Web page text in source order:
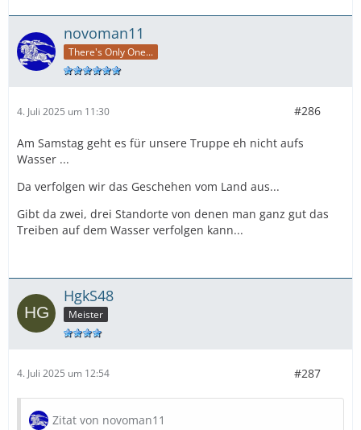
novoman11
There's Only One...
4. Juli 2025 um 11:30 #286
Am Samstag geht es für unsere Truppe eh nicht aufs
Wasser ...
Da verfolgen wir das Geschehen vom Land aus...
Gibt da zwei, drei Standorte von denen man ganz gut das
Treiben auf dem Wasser verfolgen kann...
HgkS48
Meister
4. Juli 2025 um 12:54 #287
Zitat von novoman11